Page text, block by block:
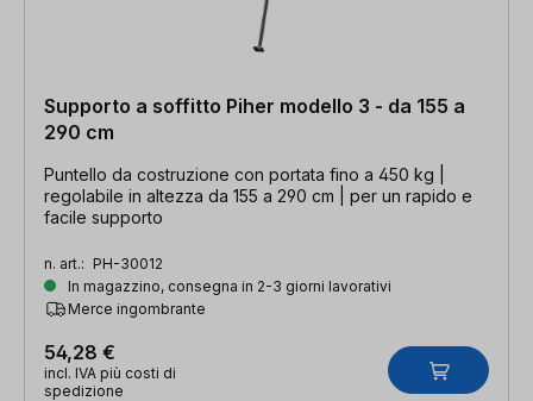
Supporto a soffitto Piher modello 3 - da 155 a
290 cm
Puntello da costruzione con portata fino a 450 kg |
regolabile in altezza da 155 a 290 cm | per un rapido e
facile supporto
n. art.: PH-30012
In magazzino, consegna in 2-3 giorni lavorativi
Merce ingombrante
54,28 €
incl. IVA più costi di
spedizione